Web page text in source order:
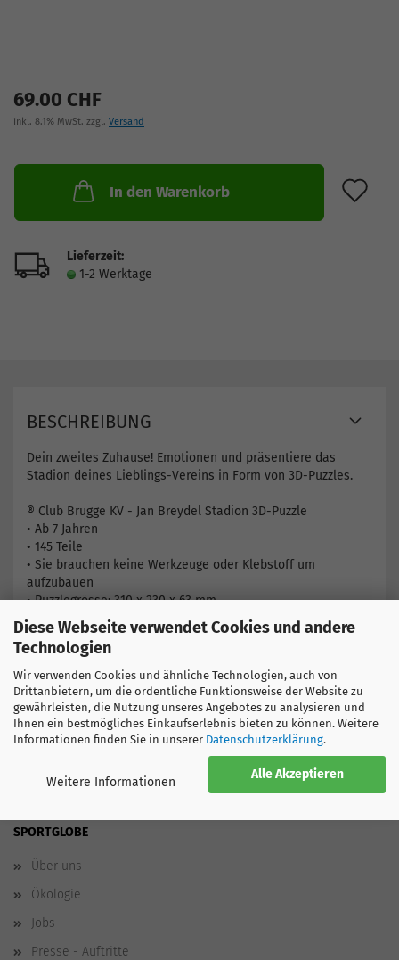
Diese Webseite verwendet Cookies und andere
Technologien
Wir verwenden Cookies und ähnliche Technologien, auch von
Drittanbietern, um die ordentliche Funktionsweise der Website zu
gewährleisten, die Nutzung unseres Angebotes zu analysieren und
Ihnen ein bestmögliches Einkaufserlebnis bieten zu können. Weitere
Informationen finden Sie in unserer Datenschutzerklärung.
Alle Akzeptieren
Weitere Informationen
69.00 CHF
inkl. 8.1% MwSt. zzgl. Versand
In den Warenkorb
Lieferzeit:
1-2 Werktage
BESCHREIBUNG
Dein zweites Zuhause! Emotionen und präsentiere das
Stadion deines Lieblings-Vereins in Form von 3D-Puzzles.
® Club Brugge KV - Jan Breydel Stadion 3D-Puzzle
• Ab 7 Jahren
• 145 Teile
• Sie brauchen keine Werkzeuge oder Klebstoff um
aufzubauen
• Puzzlegrösse: 310 x 230 x 63 mm
Hier finden Sie weitere Produkte
Belgien
FC Brügge
SPORTGLOBE
Über uns
Ökologie
Jobs
Presse - Auftritte